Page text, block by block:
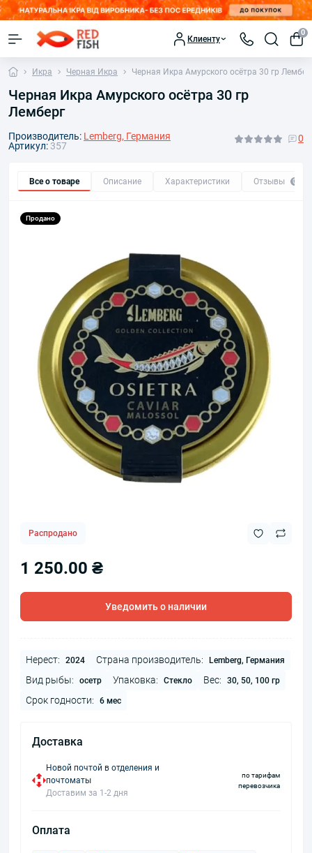
Клиенту
0
Икра Черная Икра Черная Икра Амурского осётра 30 гр
Черная Икра Амурского осётра 30 гр
Лемберг
Производитель: Lemberg, Германия
Артикул: 357
0
Все о товаре Описание Характеристики Отзывы 0
Продано
Распродано
1 250.00 ₴
Уведомить о наличии
Нерест: 2024 Страна производитель: Lemberg, Германия
Вид рыбы: осетр Упаковка: Стекло Вес: 30, 50, 100 гр
Срок годности: 6 мес
Доставка
Новой почтой в отделения и
почтоматы
Доставим за 1-2 дня
по тарифам
перевозчика
Оплата